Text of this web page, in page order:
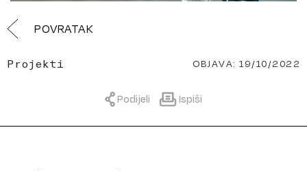
POVRATAK
Projekti OBJAVA: 19/10/2022
Podijeli Ispiši